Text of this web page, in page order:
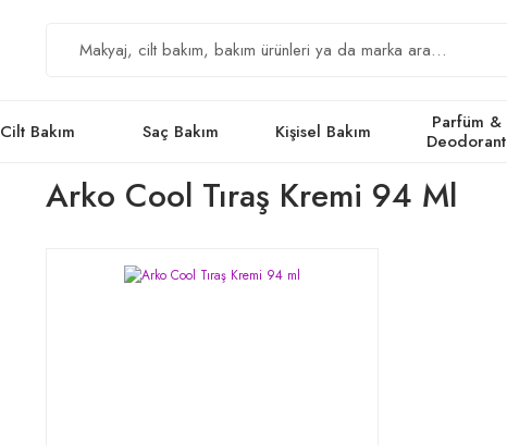
Cilt Bakım Saç Bakım Kişisel Bakım
Parfüm &
Deodorant
Arko Cool Tıraş Kremi 94 Ml